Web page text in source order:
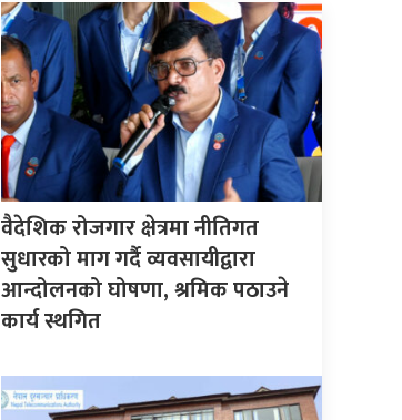
वैदेशिक रोजगार क्षेत्रमा नीतिगत
सुधारको माग गर्दै व्यवसायीद्वारा
आन्दोलनको घोषणा, श्रमिक पठाउने
कार्य स्थगित